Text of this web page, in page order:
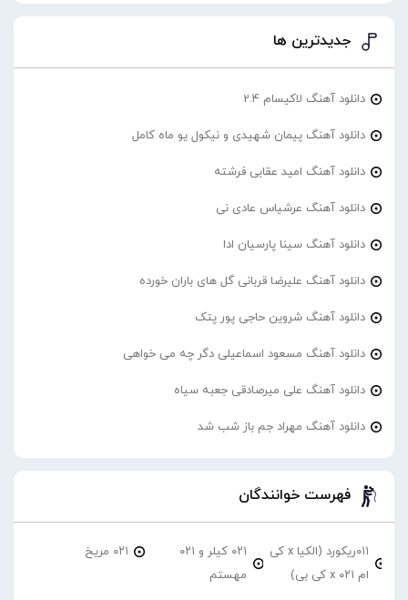
جدیدترین ها
دانلود آهنگ لاکیسام 2.4
دانلود آهنگ پیمان شهیدی و نیکول یو ماه کامل
دانلود آهنگ امید عقابی فرشته
دانلود آهنگ عرشیاس عادی نی
دانلود آهنگ سینا پارسیان ادا
دانلود آهنگ علیرضا قربانی گل های باران خورده
دانلود آهنگ شروین حاجی پور پتک
دانلود آهنگ مسعود اسماعیلی دگر چه می خواهی
دانلود آهنگ علی میرصادقی جعبه سیاه
دانلود آهنگ مهراد جم باز شب شد
فهرست خوانندگان
۰۱۱ریکورد (الکیا x کی
ام ۰۲۱ x کی بی)
۰۲۱ کیلر و ۰۲۱
مهستم
۰۲۱ مریخ